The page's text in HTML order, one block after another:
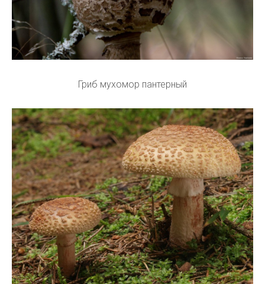
Гриб мухомор пантерный